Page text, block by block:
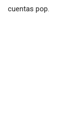
cuentas pop.